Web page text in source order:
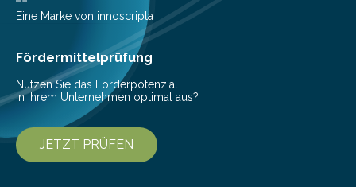
Eine Marke von innoscripta
Fördermittelprüfung
Nutzen Sie das Förderpotenzial
in Ihrem Unternehmen optimal aus?
JETZT PRÜFEN